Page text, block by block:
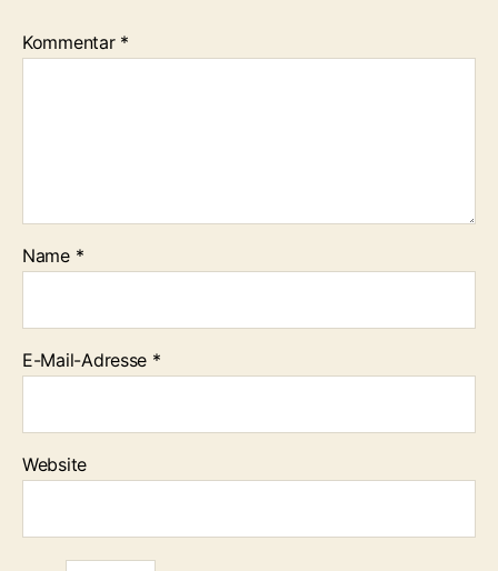
Kommentar *
Name *
E-Mail-Adresse *
Website